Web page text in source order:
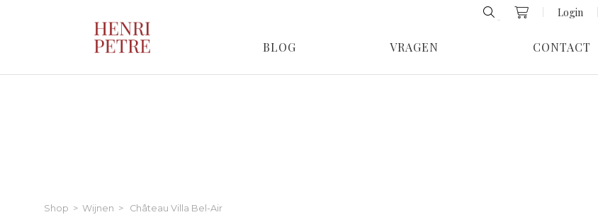
Login
BLOG VRAGEN CONTACT
Shop > Wijnen > Château Villa Bel-Air